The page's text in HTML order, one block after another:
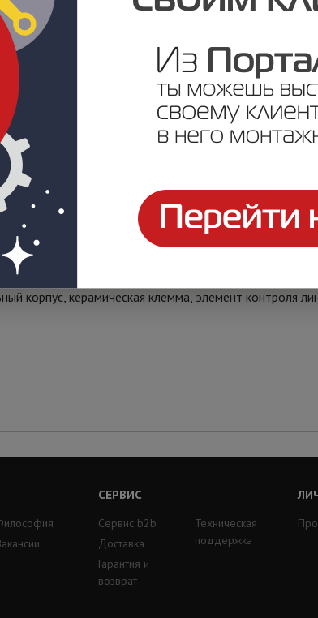
корпус, керамическая клемма, элемент контроля
СЕРВИС
Сервис b2b
Доставка
Гарантия и
возврат
Техническая
поддержка